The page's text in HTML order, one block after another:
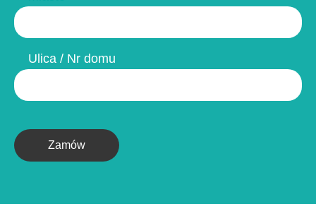
Ulica / Nr domu
Zamów